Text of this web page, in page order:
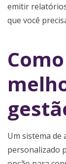
emitir
que você
Um sistema
personalizado